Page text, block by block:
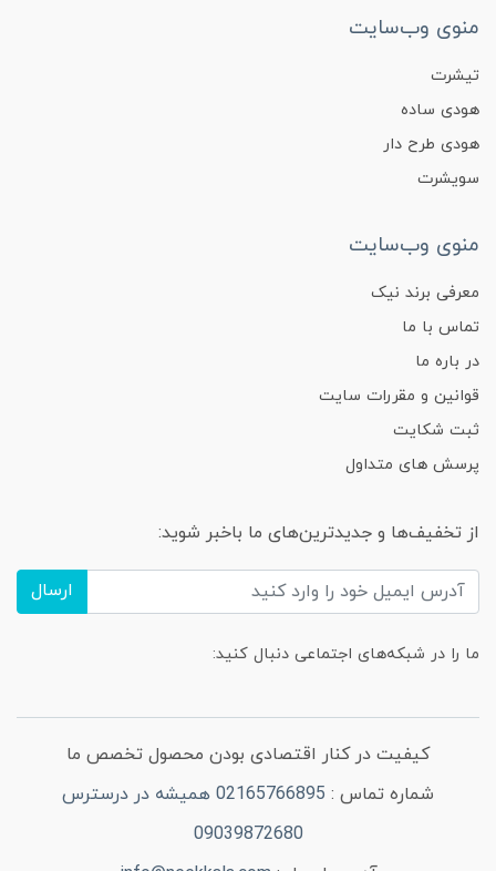
منوی وب‌سایت
تیشرت
هودی ساده
هودی طرح دار
سویشرت
منوی وب‌سایت
معرفی برند نیک
تماس با ما
در باره ما
قوانین و مقررات سایت
ثبت شکایت
پرسش های متداول
از تخفیف‌ها و جدیدترین‌های ما باخبر شوید:
ارسال
ما را در شبکه‌های اجتماعی دنبال کنید:
کیفیت در کنار اقتصادی بودن محصول تخصص ما
شماره تماس :
02165766895 همیشه در درسترس
09039872680